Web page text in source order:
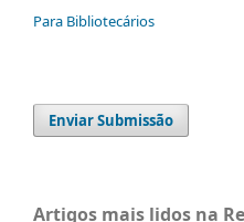
Para Bibliotecários
Enviar Submissão
Artigos mais lidos na